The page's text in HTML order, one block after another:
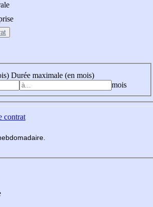
Durée maximale (en mois)
mois
contrat
madaire